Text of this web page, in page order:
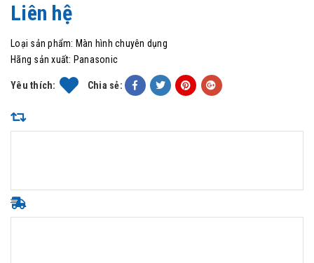
Liên hệ
Loại sản phẩm: Màn hình chuyên dụng
Hãng sản xuất: Panasonic
Yêu thích: Chia sẻ: